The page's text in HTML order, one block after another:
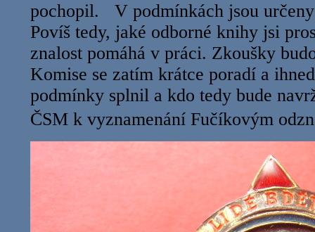
pochopil. V podmínkách jsou
Povíš tedy, jaké odborné knihy jsi
znalost pomáhá v práci. Zkoušky
Komise se zatím krátce poradí a
podmínky splnil a kdo tedy bude
ČSM k vyznamenání Fučíkovým